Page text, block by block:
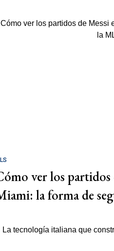
ver los
la forma de